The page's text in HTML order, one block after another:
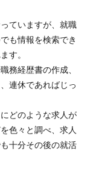
ていますが、就職
も情報を検索でき
す。
務経歴書の作成、
連休であればじっ
どのような求人が
色々と調べ、求人
十分その後の就活